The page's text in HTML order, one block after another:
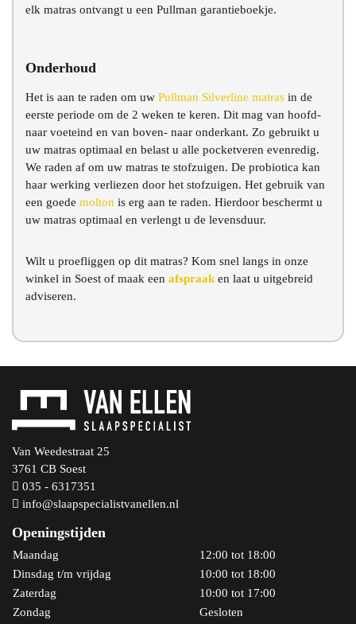
elk matras ontvangt u een Pullman garantieboekje.
Onderhoud
Het is aan te raden om uw Pullman Silverline matras in de
eerste periode om de 2 weken te keren. Dit mag van hoofd-
naar voeteind en van boven- naar onderkant. Zo gebruikt u
uw matras optimaal en belast u alle pocketveren evenredig.
We raden af om uw matras te stofzuigen. De probiotica kan
haar werking verliezen door het stofzuigen. Het gebruik van
een goede molton is erg aan te raden. Hierdoor beschermt u
uw matras optimaal en verlengt u de levensduur.
Wilt u proefliggen op dit matras? Kom snel langs in onze
winkel in Soest of maak een afspraak en laat u uitgebreid
adviseren.
Van Weedestraat 25
3761 CB Soest
035 - 6317351
info@slaapspecialistvanellen.nl
Openingstijden
Maandag
12:00 tot 18:00
Dinsdag t/m vrijdag
10:00 tot 18:00
Zaterdag
10:00 tot 17:00
Zondag
Gesloten